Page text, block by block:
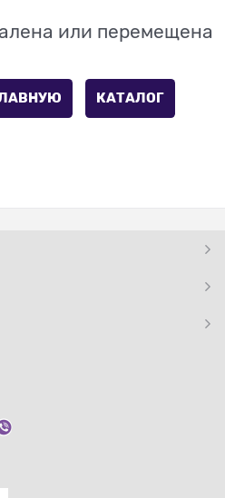
или перемещена
КАТАЛОГ